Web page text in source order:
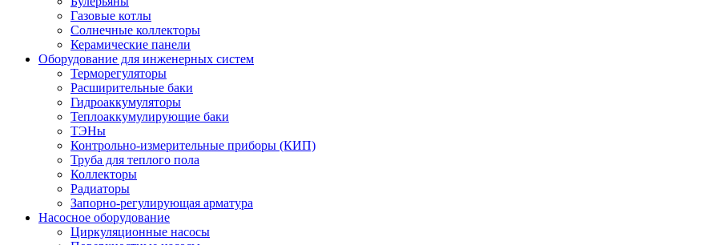
Газовые котлы
Солнечные коллекторы
Керамические панели
Оборудование для инженерных систем
Терморегуляторы
Расширительные баки
Гидроаккумуляторы
Теплоаккумулирующие баки
ТЭНы
Контрольно-измерительные приборы (КИП)
Труба для теплого пола
Коллекторы
Радиаторы
Запорно-регулирующая арматура
Насосное оборудование
Циркуляционные насосы